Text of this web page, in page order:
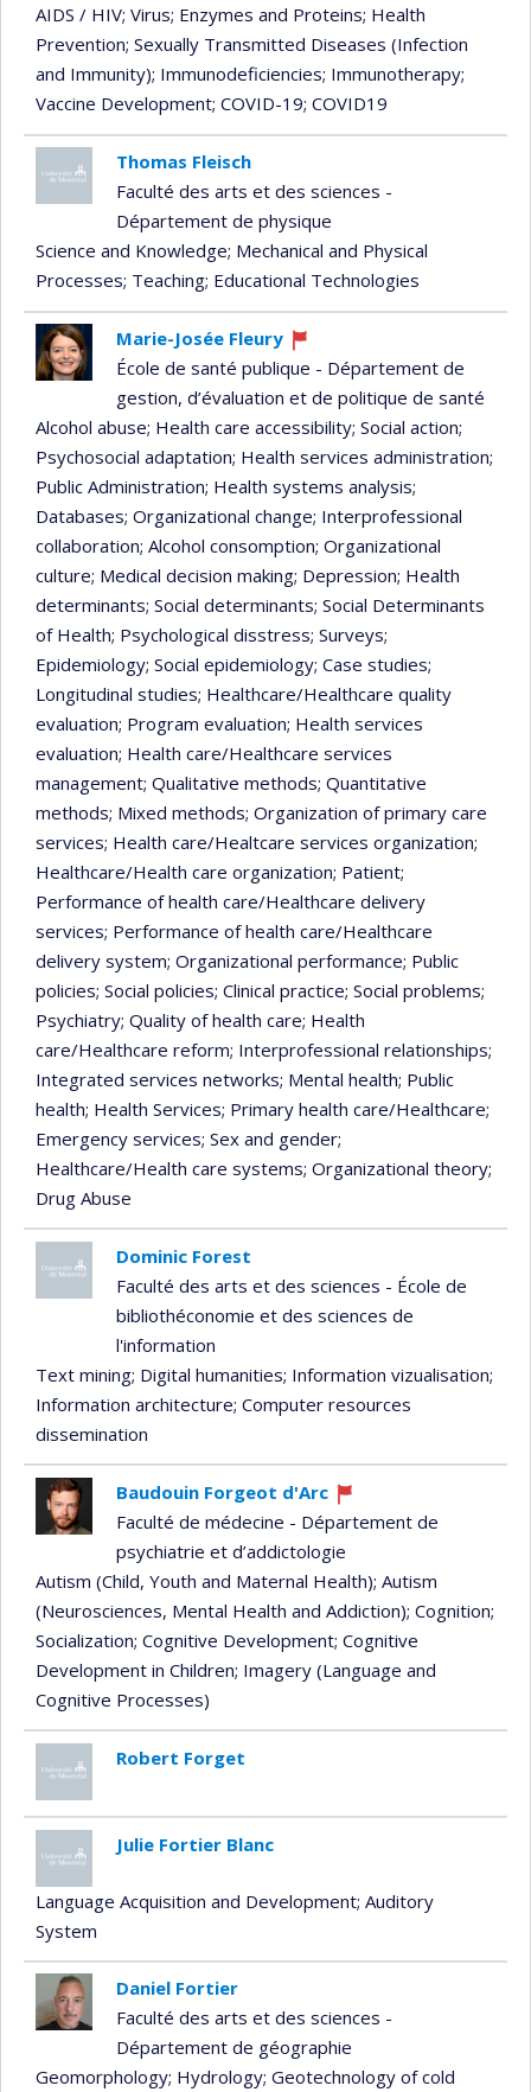
AIDS / HIV; Virus; Enzymes and Proteins; Health
Prevention; Sexually Transmitted Diseases (Infection
and Immunity); Immunodeficiencies; Immunotherapy;
Vaccine Development; COVID-19; COVID19
Thomas Fleisch
Faculté des arts et des sciences -
Département de physique
Science and Knowledge; Mechanical and Physical
Processes; Teaching; Educational Technologies
Marie-Josée Fleury
Currently
recruiting
École de santé publique - Département de
gestion, d’évaluation et de politique de santé
Alcohol abuse; Health care accessibility; Social action;
Psychosocial adaptation; Health services administration;
Public Administration; Health systems analysis;
Databases; Organizational change; Interprofessional
collaboration; Alcohol consomption; Organizational
culture; Medical decision making; Depression; Health
determinants; Social determinants; Social Determinants
of Health; Psychological disstress; Surveys;
Epidemiology; Social epidemiology; Case studies;
Longitudinal studies; Healthcare/Healthcare quality
evaluation; Program evaluation; Health services
evaluation; Health care/Healthcare services
management; Qualitative methods; Quantitative
methods; Mixed methods; Organization of primary care
services; Health care/Healtcare services organization;
Healthcare/Health care organization; Patient;
Performance of health care/Healthcare delivery
services; Performance of health care/Healthcare
delivery system; Organizational performance; Public
policies; Social policies; Clinical practice; Social problems;
Psychiatry; Quality of health care; Health
care/Healthcare reform; Interprofessional relationships;
Integrated services networks; Mental health; Public
health; Health Services; Primary health care/Healthcare;
Emergency services; Sex and gender;
Healthcare/Health care systems; Organizational theory;
Drug Abuse
Dominic Forest
Faculté des arts et des sciences - École de
bibliothéconomie et des sciences de
l'information
Text mining; Digital humanities; Information vizualisation;
Information architecture; Computer resources
dissemination
Baudouin Forgeot d'Arc
Currently
recruiting
Faculté de médecine - Département de
psychiatrie et d’addictologie
Autism (Child, Youth and Maternal Health); Autism
(Neurosciences, Mental Health and Addiction); Cognition;
Socialization; Cognitive Development; Cognitive
Development in Children; Imagery (Language and
Cognitive Processes)
Robert Forget
Julie Fortier Blanc
Language Acquisition and Development; Auditory
System
Daniel Fortier
Faculté des arts et des sciences -
Département de géographie
Geomorphology; Hydrology; Geotechnology of cold